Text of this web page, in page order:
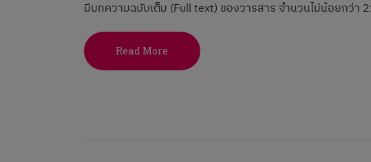
มีบทความฉบับเต็ม (Full text) ของวารสาร จำนวนไม่น้อยกว่า
Read More